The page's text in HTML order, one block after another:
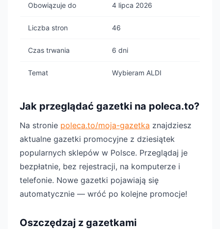
Obowiązuje do 4 lipca 2026
Liczba stron 46
Czas trwania 6 dni
Temat Wybieram ALDI
Jak przeglądać gazetki na poleca.to?
Na stronie poleca.to/moja-gazetka znajdziesz
aktualne gazetki promocyjne z dziesiątek
popularnych sklepów w Polsce. Przeglądaj je
bezpłatnie, bez rejestracji, na komputerze i
telefonie. Nowe gazetki pojawiają się
automatycznie — wróć po kolejne promocje!
Oszczędzaj z gazetkami